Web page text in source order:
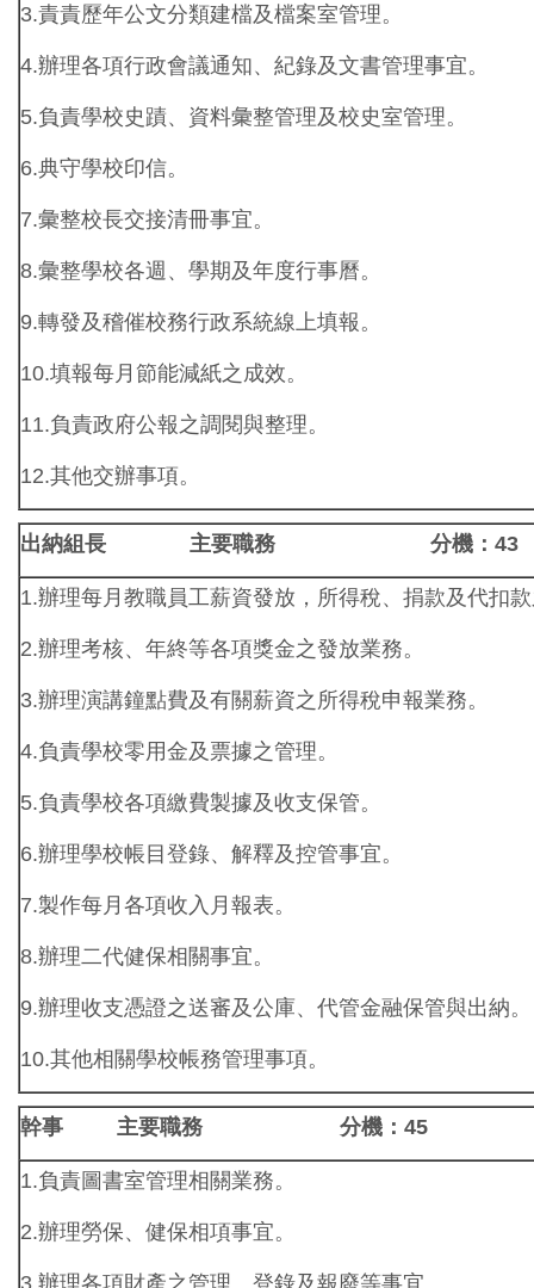
3.責責歷年公文分類建檔及檔案室管理。
4.辦理各項行政會議通知、紀錄及文書管理事宜。
5.負責學校史蹟、資料彙整管理及校史室管理。
6.典守學校印信。
7.彙整校長交接清冊事宜。
8.彙整學校各週、學期及年度行事曆。
9.轉發及稽催校務行政系統線上填報。
10.填報每月節能減紙之成效。
11.負責政府公報之調閱與整理。
12.其他交辦事項。
出納組長 主要職務 分機：43
1.辦理每月教職員工薪資發放，所得稅、捐款及代扣
2.辦理考核、年終等各項獎金之發放業務。
3.辦理演講鐘點費及有關薪資之所得稅申報業務。
4.負責學校零用金及票據之管理。
5.負責學校各項繳費製據及收支保管。
6.辦理學校帳目登錄、解釋及控管事宜。
7.製作每月各項收入月報表。
8.辦理二代健保相關事宜。
9.辦理收支憑證之送審及公庫、代管金融保管與出納。
10.其他相關學校帳務管理事項。
幹事 主要職務 分機：45
1.負責圖書室管理相關業務。
2.辦理勞保、健保相項事宜。
3.辦理各項財產之管理、登錄及報廢等事宜。